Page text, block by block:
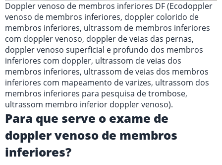
Doppler venoso de membros inferiores DF (Ecodoppler
venoso de membros inferiores, doppler colorido de
membros inferiores, ultrassom de membros inferiores
com doppler venoso, doppler de veias das pernas,
doppler venoso superficial e profundo dos membros
inferiores com doppler, ultrassom de veias dos
membros inferiores, ultrassom de veias dos membros
inferiores com mapeamento de varizes, ultrassom dos
membros inferiores para pesquisa de trombose,
ultrassom membro inferior doppler venoso).
Para que serve o exame de
doppler venoso de membros
inferiores?